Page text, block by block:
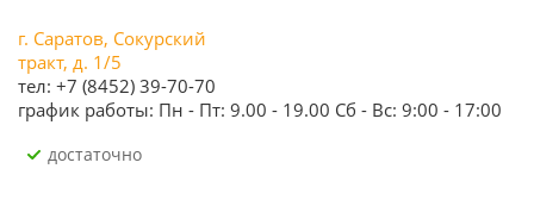
г. Саратов, Сокурский
тракт, д. 1/5
тел: +7 (8452) 39-70-70
график работы: Пн - Пт: 9.00 - 19.00 Сб - Вс: 9:00 - 17:00
Достаточно